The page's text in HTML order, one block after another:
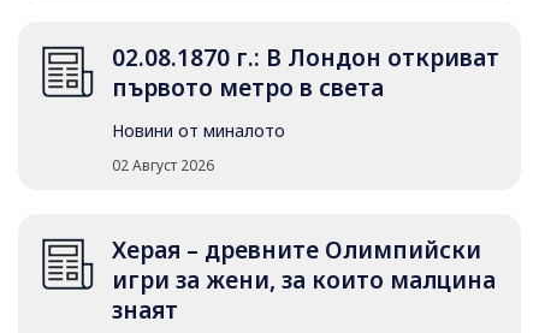
02.08.1870 г.: В Лондон откриват
първото метро в света
Новини от миналото
02 Август 2026
Херая – древните Олимпийски
игри за жени, за които малцина
знаят